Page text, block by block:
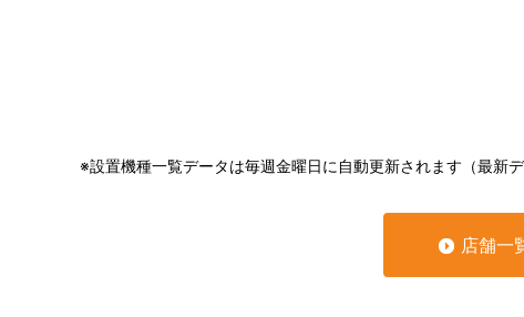
※設置機種一覧データは毎週金曜日に自動更新されます（最新
店舗一